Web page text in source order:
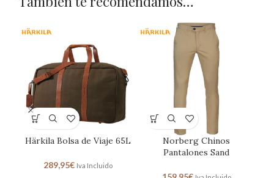
Härkila Bolsa de Viaje 65L
289,95€ Iva Incluido
Norberg Chinos
Pantalones Sand